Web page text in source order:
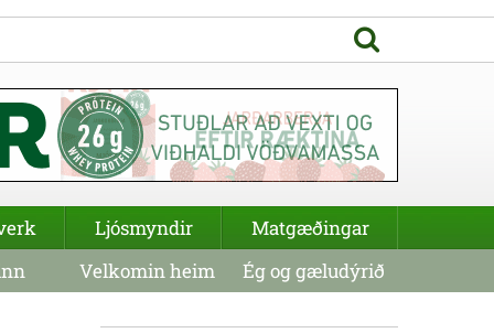
Ljósmyndir
Matgæðingar
Velkomin heim Ég og gæludýrið